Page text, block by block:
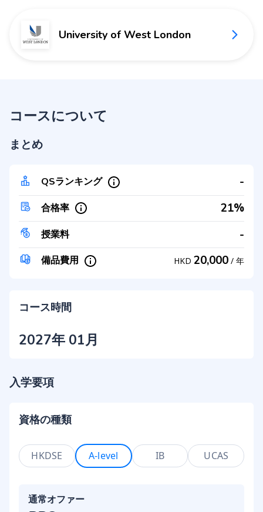
University of West London
コースについて
まとめ
QSランキング -
合格率 21%
授業料 -
備品費用 HKD 20,000 / 年
コース時間
2027年 01月
入学要項
資格の種類
HKDSE A-level IB UCAS
通常オファー